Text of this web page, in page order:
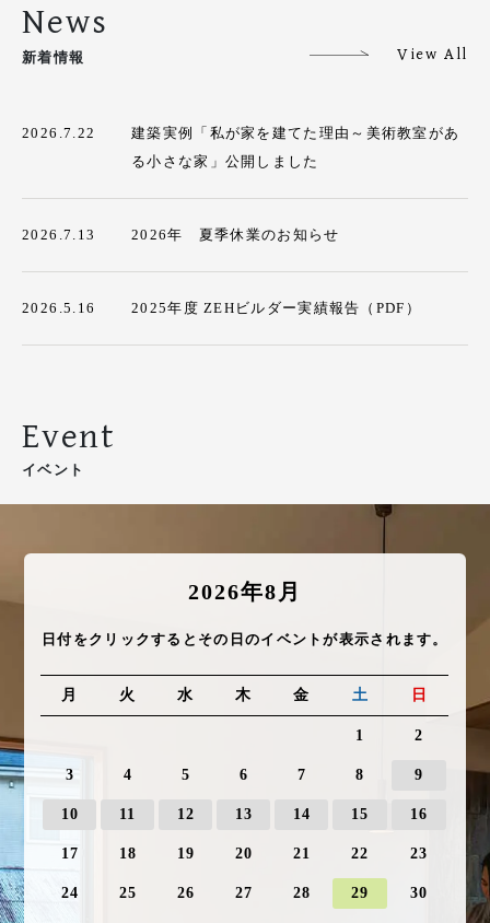
News
新着情報 View All
2026.7.22
建築実例「私が家を建てた理由～美術教室があ
る小さな家」公開しました
2026.7.13 2026年 夏季休業のお知らせ
2026.5.16 2025年度 ZEHビルダー実績報告（PDF）
Event
イベント
2026年8月
日付をクリックするとその日のイベントが表示されます。
月 火 水 木 金 土 日
1 2
3 4 5 6 7 8 9
10 11 12 13 14 15 16
17 18 19 20 21 22 23
24 25 26 27 28 29 30